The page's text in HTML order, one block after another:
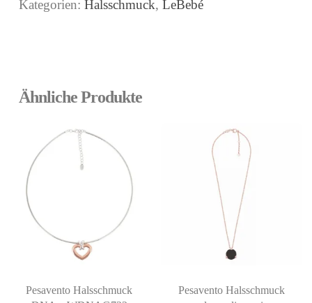
Kategorien: Halsschmuck, LeBebé
Ähnliche Produkte
Pesavento Halsschmuck
Pesavento Halsschmuck